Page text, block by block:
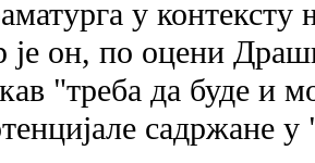
у контексту
је он, по оцени
"треба да буде и
садржане